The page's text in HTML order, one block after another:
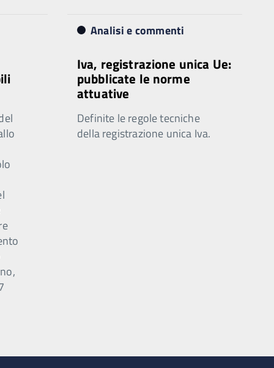
Analisi e commenti
Iva, registrazione unica Ue:
pubblicate le norme
attuative
Definite le regole tecniche
della registrazione unica Iva.